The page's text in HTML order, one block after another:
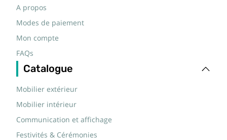
A propos
Modes de paiement
Mon compte
FAQs
Catalogue
Mobilier extérieur
Mobilier intérieur
Communication et affichage
Festivités & Cérémonies